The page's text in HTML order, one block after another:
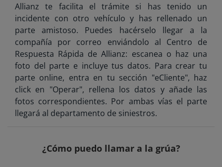
Allianz te facilita el trámite si has tenido un
incidente con otro vehículo y has rellenado un
parte amistoso. Puedes hacérselo llegar a la
compañía por correo enviándolo al Centro de
Respuesta Rápida de Allianz: escanea o haz una
foto del parte e incluye tus datos. Para crear tu
parte online, entra en tu sección "eCliente", haz
click en "Operar", rellena los datos y añade las
fotos correspondientes. Por ambas vías el parte
llegará al departamento de siniestros.
¿Cómo puedo llamar a la grúa?